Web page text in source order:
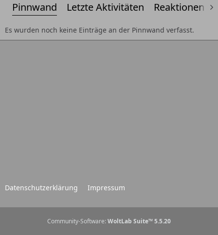
Pinnwand Letzte Aktivitäten Reaktionen
Es wurden noch keine Einträge an der Pinnwand verfasst.
Datenschutzerklärung Impressum
Community-Software: WoltLab Suite™ 5.5.20